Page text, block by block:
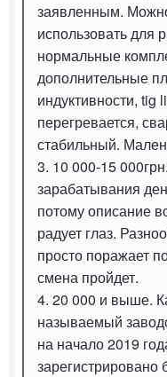
заявленным.
использовать для
нормальные
дополнительные
индуктивности, tig
перегревается,
стабильный.
3. 10 000-15
зарабатывания
потому описание
радует глаз.
просто поражает
смена пройдет.
4. 20 000 и выше.
называемый
на начало 2019
зарегистрировано